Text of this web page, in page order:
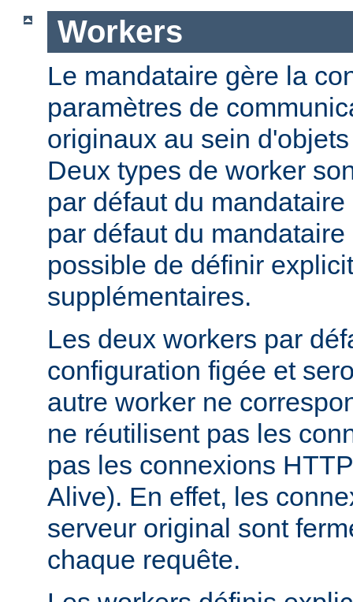
Workers
Le mandataire gère la
paramètres de
originaux au sein
Deux types de worker
par défaut du
par défaut du
possible de définir
supplémentaires.
Les deux workers par
configuration figée et
autre worker ne
ne réutilisent pas les
pas les connexions
Alive). En effet, les
serveur original sont
chaque requête.